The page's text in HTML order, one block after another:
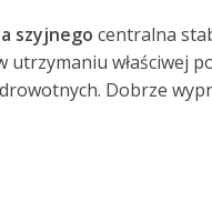
szyjnego centralna
utrzymaniu właściwej
Dobrze